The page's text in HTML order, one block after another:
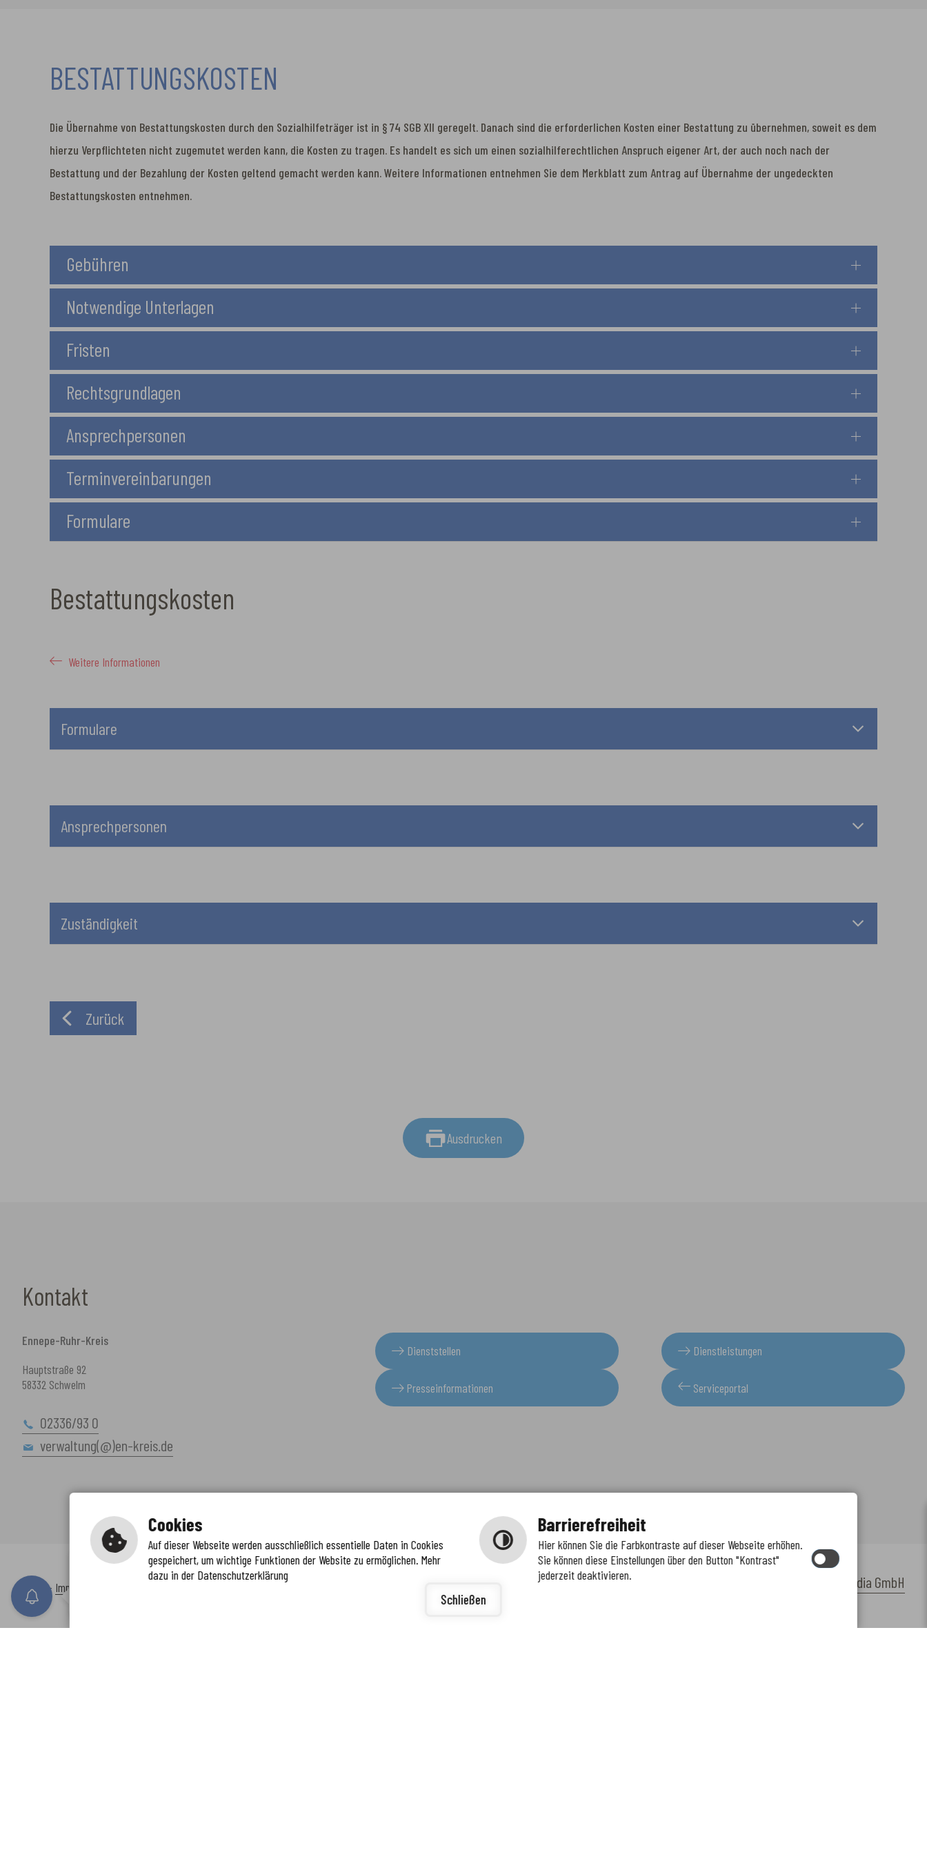
BESTATTUNGSKOSTEN
Die Übernahme von Bestattungskosten durch den Sozialhilfeträger ist in § 74 SGB XII geregelt. Danach sind die erforderlichen Kosten einer Bestattung zu übernehmen, soweit es dem
hierzu Verpflichteten nicht zugemutet werden kann, die Kosten zu tragen. Es handelt es sich um einen sozialhilferechtlichen Anspruch eigener Art, der auch noch nach der
Bestattung und der Bezahlung der Kosten geltend gemacht werden kann. Weitere Informationen entnehmen Sie dem Merkblatt zum Antrag auf Übernahme der ungedeckten
Bestattungskosten entnehmen.
Gebühren
Notwendige Unterlagen
Fristen
Rechtsgrundlagen
Ansprechpersonen
Terminvereinbarungen
Formulare
Bestattungskosten
Weitere Informationen
Formulare
Ansprechpersonen
Zuständigkeit
Zurück
Ausdrucken
Kontakt
Ennepe-Ruhr-Kreis
Hauptstraße 92
58332 Schwelm
02336/93 0
verwaltung(@)en-kreis.de
Dienststellen Dienstleistungen
Presseinformationen Serviceportal
Inhalt - Impressum - cm citymedia GmbH
Immer auf dem neuesten Stand
www.enkreis.de möchte Ihnen Benachrichtigunge
Cookies
Auf dieser Webseite werden ausschließlich essentielle Daten in Cookies
gespeichert, um wichtige Funktionen der Website zu ermöglichen. Mehr
dazu in der Datenschutzerklärung
Barrierefreiheit
Hier können Sie die Farbkontraste auf dieser Webseite erhöhen.
Sie können diese Einstellungen über den Button "Kontrast"
jederzeit deaktivieren.
Schließen